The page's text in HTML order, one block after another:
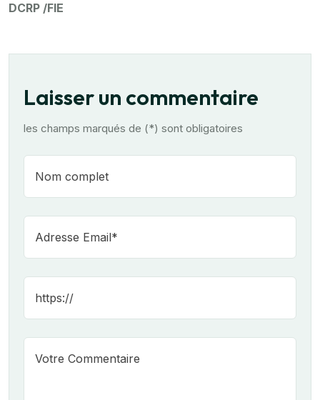
DCRP /FIE
Laisser un commentaire
les champs marqués de (*) sont obligatoires